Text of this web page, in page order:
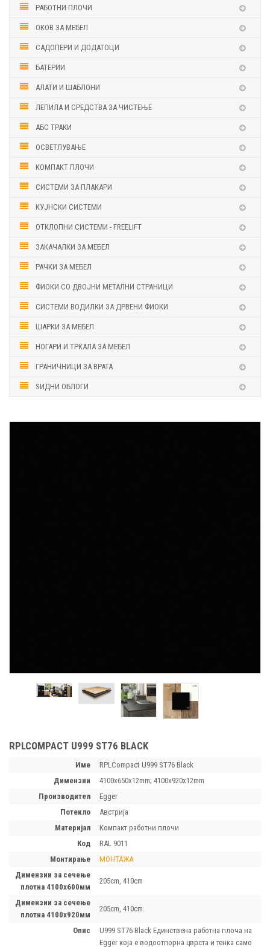
РАБОТНИ ПЛОЧИ
ОКОВ ЗА МЕБЕЛ
САДОПЕРИ И ДОДАТОЦИ
БАТЕРИИ
АЛАТИ И ШАБЛОНИ
ЛЕПИЛА И СРЕДСТВА ЗА ЧИСТЕЊЕ
АБС ТРАКИ
ОСВЕТЛУВАЊЕ
КОМПАКТ ПЛОЧИ
СИСТЕМИ ЗА ПЛАКАРИ
КУЈНСКИ СИСТЕМИ
ОТКЛОПНИ СИСТЕМИ - FREELIFT
ЗАКАЧАЛКИ ЗА МЕБЕЛ
РАЧКИ ЗА МЕБЕЛ
ФИОКИ СО ДВОЈНИ МЕТАЛНИ СТРАНИЦИ
СИСТЕМИ ВОДИЛКИ ЗА ДРВЕНИ ФИОКИ
ШАРКИ ЗА МЕБЕЛ
НОГАРИ И ТРКАЛА ЗА МЕБЕЛ
ГРАНИЧНИЦИ ЗА ВРАТА
ЅИДНИ ОБЛОГИ
RPLCOMPACT U999 ST76 BLACK
Име
RPLCompact U999 ST76 Black
димензии
4100x650x12mm; 4100x920x12mm
производител
Egger
потекло
Австрија
материјал
Компакт работни плочи
код
RAL 9011
монтирање
МОНТАЖА
димензии за сечење
плотна 4100х600мм
205cm, 410cm
димензии за сечење
плотна 4100х920мм
205cm, 410cm.
опис
U999 ST76 Black Единствена работна плоча на
Egger која е водоотпорна цврста и тенка само